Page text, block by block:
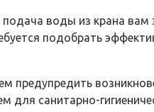
воды из крана
подобрать
санитарно-